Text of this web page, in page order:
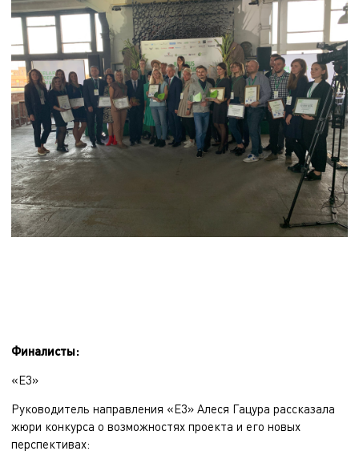
Финалисты:
«Е3»
Руководитель направления «Е3» Алеся Гацура рассказала
жюри конкурса о возможностях проекта и его новых
перспективах: